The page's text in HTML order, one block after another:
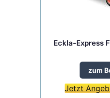
Eckla-Express
zum
Jetzt